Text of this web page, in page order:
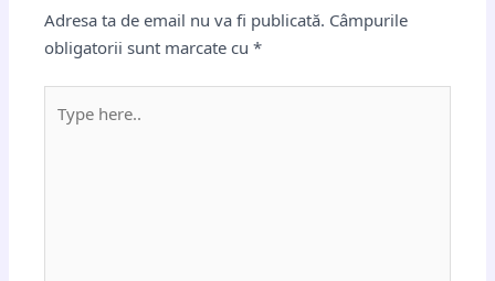
Adresa ta de email nu va fi publicată. Câmpurile
obligatorii sunt marcate cu*
here..